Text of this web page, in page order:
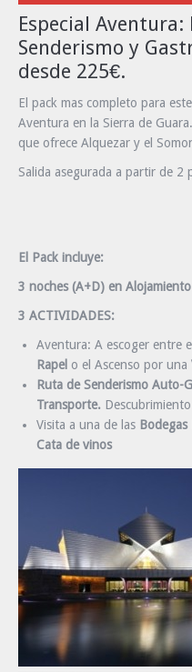
Especial
Senderismo y
desde 225€.
El pack mas completo para
Aventura en la Sierra de
que ofrece Alquezar y el
Salida asegurada a partir de 2
El Pack incluye:
3 noches (A+D) en Alojamiento
3 ACTIVIDADES:
Aventura: A escoger entre el
Rapel o el Ascenso por una
Ruta de Senderismo Auto-
Transporte.
Visita a una de las
Cata de vinos